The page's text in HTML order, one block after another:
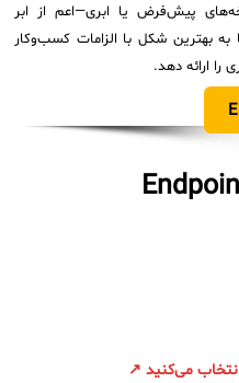
پیش‌فرض یا ابری—اعم از ابر
بهترین شکل با الزامات کسب‌وکار
را ارائه دهد.
می‌کنید ↗